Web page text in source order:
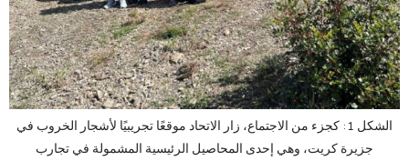
الشكل 1: كجزء من الاجتماع، زار الاتحاد موقعًا تجريبيًا لأشجار الخروب في
جزيرة كريت، وهي إحدى المحاصيل الرئيسية المشمولة في تجارب